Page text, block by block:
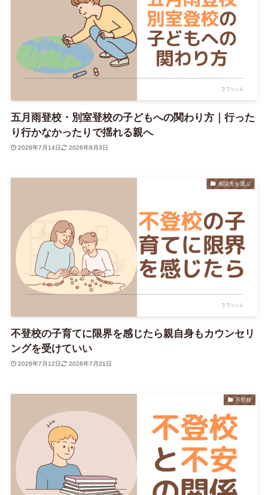
五月雨登校・別室登校の子どもへの関わり方｜行った
り行かなかったりで揺れる親へ
2026年7月14日 2026年8月3日
相談先を選ぶ
不登校の子育てに限界を感じたら親自身もカウンセリ
ングを受けていい
2026年7月12日 2026年7月21日
不登校